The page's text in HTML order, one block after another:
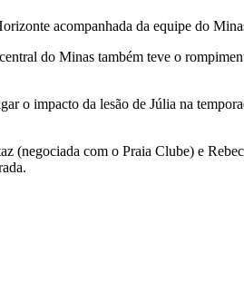
acompanhada da equipe do
do Minas também teve o
o impacto da lesão de Júlia na
(negociada com o Praia Clube) e